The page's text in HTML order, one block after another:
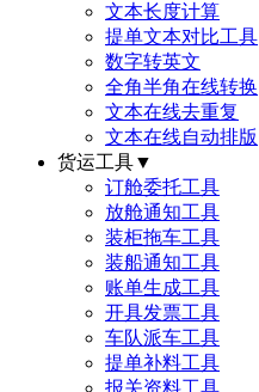
文本长度计算
提单文本对比工具
数字转英文
全角半角在线转换
文本在线去重复
文本在线自动排版
货运工具▼
订舱委托工具
放舱通知工具
装柜拖车工具
装船通知工具
账单生成工具
开具发票工具
车队派车工具
提单补料工具
报关资料工具